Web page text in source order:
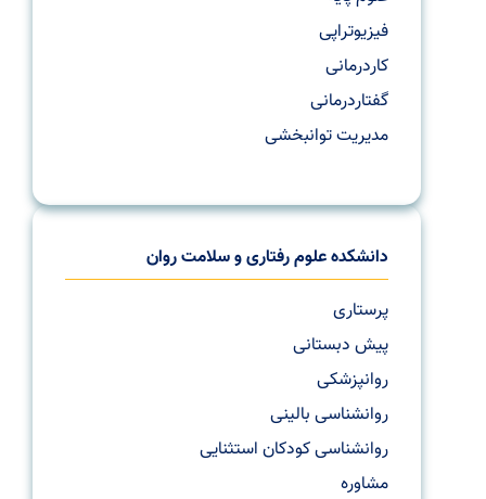
فیزیوتراپی
کاردرمانی
گفتاردرمانی
مدیریت توانبخشی
دانشکده علوم رفتاری و سلامت روان
پرستاری
پیش دبستانی
روانپزشکی
روانشناسی بالینی
روانشناسی کودکان استثنایی
مشاوره